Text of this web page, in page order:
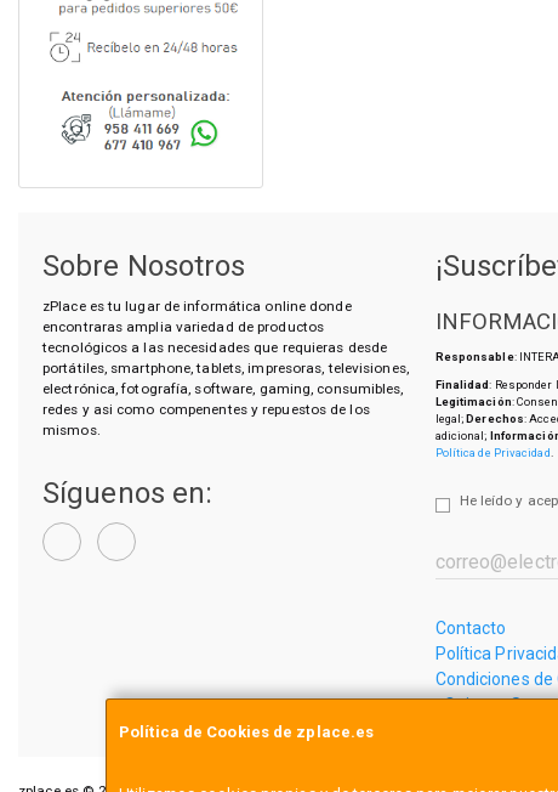
Política de Cookies de zplace.es
Sobre Nosotros
zPlace es tu lugar de informática online donde
encontraras amplia variedad de productos
tecnológicos a las necesidades que requieras desde
portátiles, smartphone, tablets, impresoras, televisiones,
electrónica, fotografía, software, gaming, consumibles,
redes y asi como compenentes y repuestos de los
mismos.
Síguenos en:
Responsable:
Finalidad:
Legitimación:
legal;Derechos:
adicional;
Política de Privacidad
He leído y
Contacto
Política
Condiciones de
¿Quienes